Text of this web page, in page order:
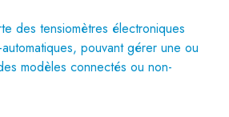
des tensiomètres électroniques
pouvant gérer une ou
modèles connectés ou non-